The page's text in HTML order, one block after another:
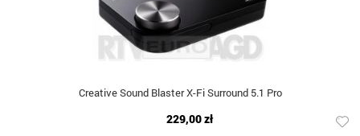
Creative Sound Blaster X-Fi Surround 5.1 Pro
229,00 zł